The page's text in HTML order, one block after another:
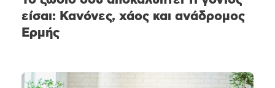
είσαι: Κανόνες, χάος και ανάδρομος
Ερμής